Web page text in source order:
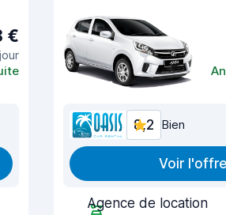
€
8,2 Bien
Voir l'offre
Agence de location